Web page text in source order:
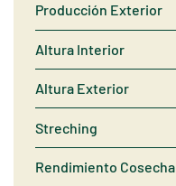
Producción Exterior
Altura Interior
Altura Exterior
Streching
Rendimiento Cosecha